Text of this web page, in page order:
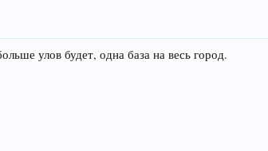
улов будет, одна база на весь город.